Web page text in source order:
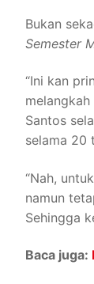
Bukan
Semester
“Ini kan
Santos
selama 20
“Nah,
namun
Sehingga
Baca juga: